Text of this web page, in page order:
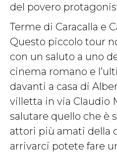
del povero
Terme di Caracalla e
Questo piccolo tour
con un saluto a uno
cinema romano e
davanti a casa di
villetta in via Claudio
salutare quello che è
attori più amati della
arrivarci potete fare